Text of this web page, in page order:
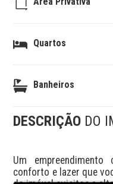
Quartos
Banheiros
DESCRIÇÃO DO
Um
conforto e lazer que